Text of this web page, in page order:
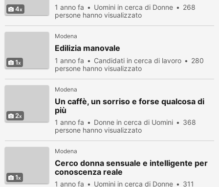
4 1 anno fa Uomini in cerca di Donne
268
persone hanno visualizzato
1
Modena
Edilizia manovale
1 anno fa Candidati in cerca di lavoro
280
persone hanno visualizzato
2
Modena
Un caffè, un sorriso e forse qualcosa di
più
1 anno fa Donne in cerca di Uomini
368
persone hanno visualizzato
1
Modena
Cerco donna sensuale e intelligente per
conoscenza reale
1 anno fa Uomini in cerca di Donne 311